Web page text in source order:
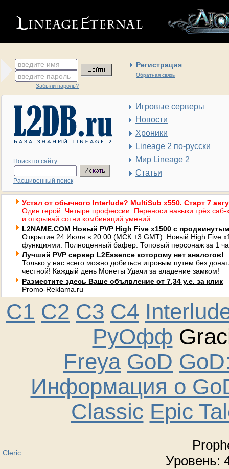
введите имя Регистрация
Обратная связь
введите пароль
Забыли пароль?
Поиск по сайту
Расширенный поиск
Игровые серверы
Новости
Хроники
Lineage 2 по-русски
Мир Lineage 2
Статьи
Устал от обычного Interlude? MultiSub x550. Старт 7
Один герой. Четыре профессии. Переноси навыки трёх саб-
и открывай сотни комбинаций умений.
L2NAME.COM Новый PVP High Five x1500 с
Открытие 24 Июля в 20:00 (МСК +3 GMT). Новый High Five
функциями. Полноценный бафер. Топовый персонаж за 1
Лучший PVP сервер L2Essence которому нет аналогов!
Только у нас всего можно добиться игровым путем без
честной! Каждый день Монеты Удачи за владение замком!
Разместите здесь Ваше объявление от 7,34 у.е. за клик
Promo-Reklama.ru
C1 C2 C3 C4
РуОфф
Freya GoD
Информация о
Classic Epic
Cleric
Уровень: